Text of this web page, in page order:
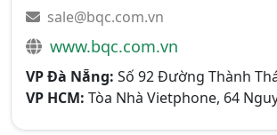
sale@bqc.com.vn
www.bqc.com.vn
VP Đà Nẵng: Số 92 Đường Thành
VP HCM: Tòa Nhà Vietphone, 64